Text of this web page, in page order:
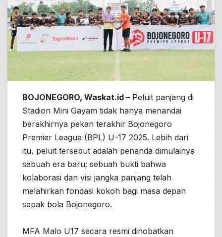
BOJONEGORO, Waskat.id – Peluit panjang di
Stadion Mini Gayam tidak hanya menandai
berakhirnya pekan terakhir Bojonegoro
Premier League (BPL) U-17 2025. Lebih dari
itu, peluit tersebut adalah penanda dimulainya
sebuah era baru; sebuah bukti bahwa
kolaborasi dan visi jangka panjang telah
melahirkan fondasi kokoh bagi masa depan
sepak bola Bojonegoro.
MFA Malo U17 secara resmi dinobatkan